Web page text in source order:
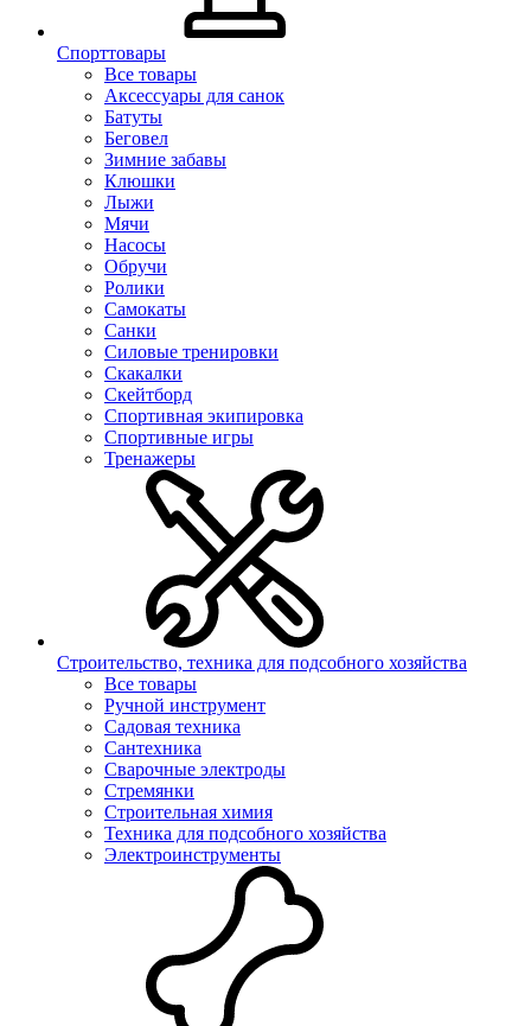
Спорттовары
Все товары
Аксессуары для санок
Батуты
Беговел
Зимние забавы
Клюшки
Лыжи
Мячи
Насосы
Обручи
Ролики
Самокаты
Санки
Силовые тренировки
Скакалки
Скейтборд
Спортивная экипировка
Спортивные игры
Тренажеры
Строительство, техника для подсобного хозяйства
Все товары
Ручной инструмент
Садовая техника
Сантехника
Сварочные электроды
Стремянки
Строительная химия
Техника для подсобного хозяйства
Электроинструменты